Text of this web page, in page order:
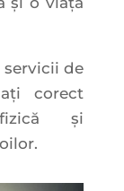
de
corect
fizică și